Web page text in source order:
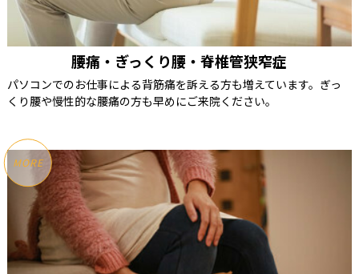
腰痛・ぎっくり腰・脊椎管狭窄症
パソコンでのお仕事による背筋痛を訴える方も増えています。ぎっ
くり腰や慢性的な腰痛の方も早めにご来院ください。
MORE